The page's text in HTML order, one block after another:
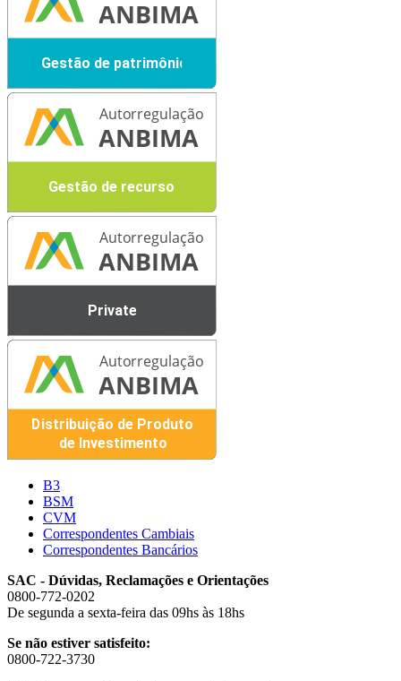
B3
BSM
CVM
Correspondentes Cambiais
Correspondentes Bancários
SAC - Dúvidas, Reclamações e Orientações
0800-772-0202
De segunda a sexta-feira das 09hs às 18hs
Se não estiver satisfeito:
0800-722-3730